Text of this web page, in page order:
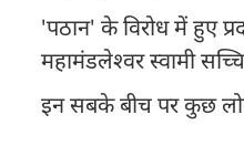
'पठान' के विरोध में हुए
महामंडलेश्वर स्वामी
इन सबके बीच पर कुछ